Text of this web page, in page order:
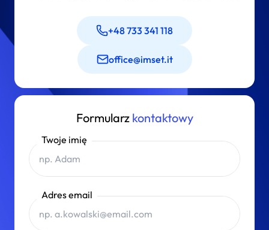
+48 733 341 118
office@imset.it
Formularz kontaktowy
Twoje imię
Adres email